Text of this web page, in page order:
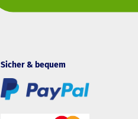
Sicher & bequem